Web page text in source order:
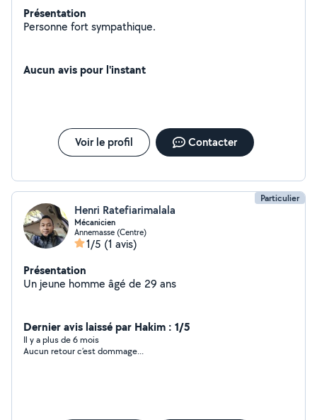
Présentation
Personne fort sympathique.
Aucun avis pour l'instant
Voir le profil Contacter
Particulier
Henri Ratefiarimalala
Mécanicien
Annemasse (Centre)
1/5 (1 avis)
Présentation
Un jeune homme âgé de 29 ans
Dernier avis laissé par Hakim : 1/5
Il y a plus de 6 mois
Aucun retour c’est dommage...